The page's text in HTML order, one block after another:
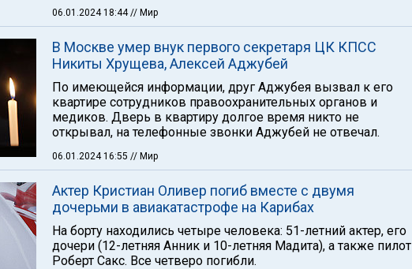
06.01.2024 18:44// Мир
В Москве умер внук первого секретаря ЦК КПСС
Никиты Хрущева, Алексей Аджубей
По имеющейся информации, друг Аджубея вызвал к его
квартире сотрудников правоохранительных органов и
медиков. Дверь в квартиру долгое время никто не
открывал, на телефонные звонки Аджубей не отвечал.
06.01.2024 16:55 // Мир
Актер Кристиан Оливер погиб вместе с двумя
дочерьми в авиакатастрофе на Карибах
На борту находились четыре человека: 51-летний актер, его
дочери (12-летняя Анник и 10-летняя Мадита), а также пилот
Роберт Сакс. Все четверо погибли.